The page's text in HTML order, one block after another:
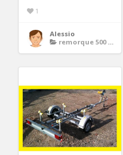
1
Alessio
remorque 500 kg